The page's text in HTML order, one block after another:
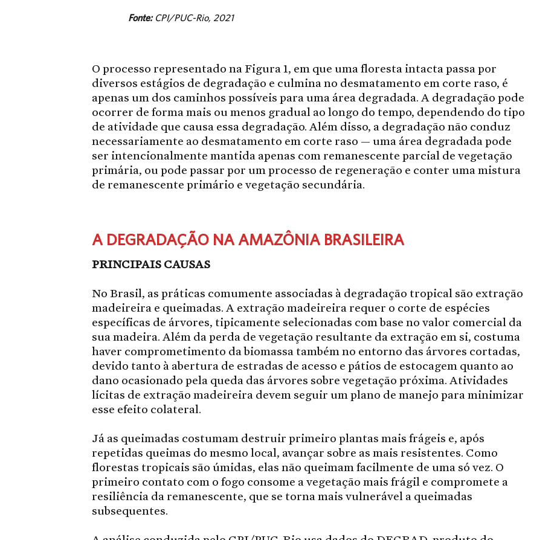
Fonte: CPI/PUC-Rio, 2021
O processo representado na Figura 1, em que uma floresta intacta passa por
diversos estágios de degradação e culmina no desmatamento em corte raso, é
apenas um dos caminhos possíveis para uma área degradada. A degradação pode
ocorrer de forma mais ou menos gradual ao longo do tempo, dependendo do tipo
de atividade que causa essa degradação. Além disso, a degradação não conduz
necessariamente ao desmatamento em corte raso — uma área degradada pode
ser intencionalmente mantida apenas com remanescente parcial de vegetação
primária, ou pode passar por um processo de regeneração e conter uma mistura
de remanescente primário e vegetação secundária.
A DEGRADAÇÃO NA AMAZÔNIA BRASILEIRA
PRINCIPAIS CAUSAS
No Brasil, as práticas comumente associadas à degradação tropical são extração
madeireira e queimadas. A extração madeireira requer o corte de espécies
específicas de árvores, tipicamente selecionadas com base no valor comercial da
sua madeira. Além da perda de vegetação resultante da extração em si, costuma
haver comprometimento da biomassa também no entorno das árvores cortadas,
devido tanto à abertura de estradas de acesso e pátios de estocagem quanto ao
dano ocasionado pela queda das árvores sobre vegetação próxima. Atividades
lícitas de extração madeireira devem seguir um plano de manejo para minimizar
esse efeito colateral.
Já as queimadas costumam destruir primeiro plantas mais frágeis e, após
repetidas queimas do mesmo local, avançar sobre as mais resistentes. Como
florestas tropicais são úmidas, elas não queimam facilmente de uma só vez. O
primeiro contato com o fogo consome a vegetação mais frágil e compromete a
resiliência da remanescente, que se torna mais vulnerável a queimadas
subsequentes.